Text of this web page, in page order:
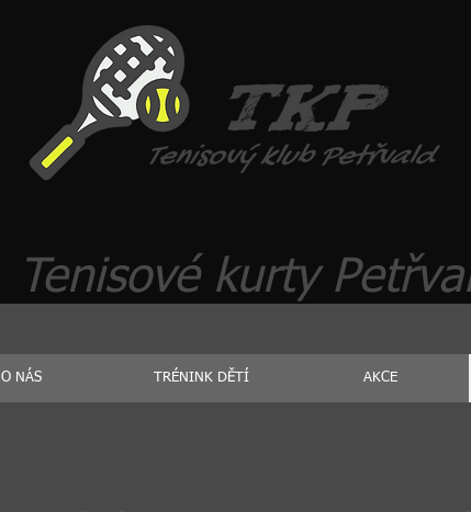
Tenisové kurty
O NÁS TRÉNINK DĚTÍ AKCE